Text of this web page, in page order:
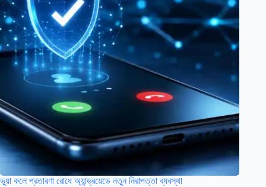
ভুয়া কলে প্রতারণা রোধে অ্যান্ড্রয়েডে নতুন নিরাপত্তা ব্যবস্থা